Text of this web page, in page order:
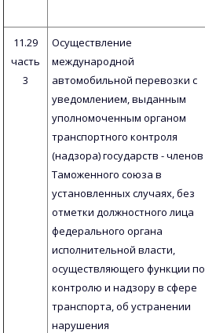
11.29
часть
3
Осуществление
международной
автомобильной перевозки с
уведомлением, выданным
уполномоченным органом
транспортного контроля
(надзора) государств - членов
Таможенного союза в
установленных случаях, без
отметки должностного лица
федерального органа
исполнительной власти,
осуществляющего функции по
контролю и надзору в сфере
транспорта, об устранении
нарушения